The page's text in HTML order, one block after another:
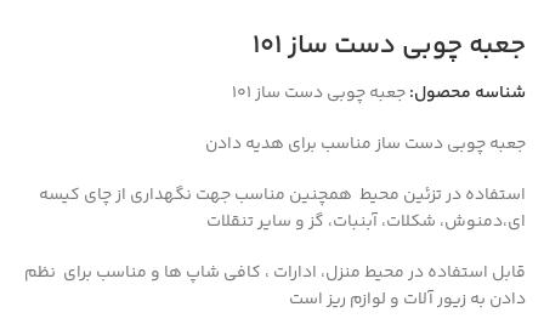
جعبه چوبی دست ساز 101
شناسه محصول:جعبه چوبی دست ساز 101
جعبه چوبی دست ساز مناسب برای هدیه دادن
استفاده در تزئین محیط همچنین مناسب جهت نگهداری از چای کیسه
ای،دمنوش، شکلات، آبنبات، گز و سایر تنقلات
قابل استفاده در محیط منزل، ادارات ، کافی شاپ ها و مناسب برای نظم
دادن به زیور آلات و لوازم ریز است